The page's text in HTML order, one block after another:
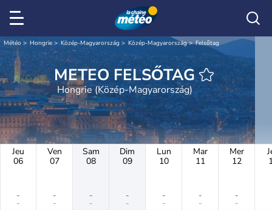
Météo Hongrie Közép-Magyarország Közép-Magyarország Felsőtag
METEO FELSŐTAG
Hongrie (Közép-Magyarország)
Jeu
06
-
-
Ven
07
-
-
Sam
08
-
-
Dim
09
-
-
Lun
10
-
-
Mar
11
-
-
Mer
12
-
-